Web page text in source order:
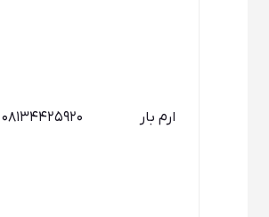
ارم بار ۰۸۱۳۴۴۲۵۹۲۰